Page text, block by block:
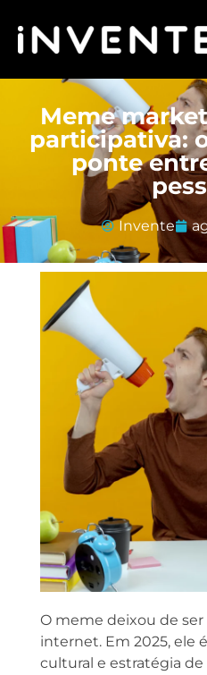
Meme
participativa:
ponte
Invente
O meme deixou de ser
internet. Em 2025, ele
cultural e estratégia